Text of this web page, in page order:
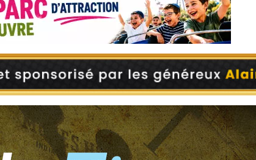
de nous rejoindre sur WhatsApp
de nous rejoindre sur WhatsApp
de nous rejoindre sur WhatsApp
de faire un don pour Tsédaka : pauvres d'Israel
de demander une bénédiction
son Maasser
pour étudier en groupe sur Zoom